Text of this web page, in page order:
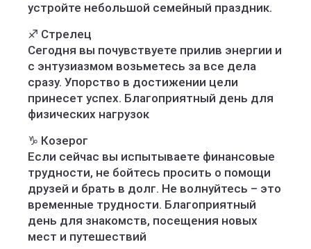
устройте небольшой семейный праздник.
♐️ Стрелец
Сегодня вы почувствуете прилив энергии и
с энтузиазмом возьметесь за все дела
сразу. Упорство в достижении цели
принесет успех. Благоприятный день для
физических нагрузок
♑️ Козерог
Если сейчас вы испытываете финансовые
трудности, не бойтесь просить о помощи
друзей и брать в долг. Не волнуйтесь – это
временные трудности. Благоприятный
день для знакомств, посещения новых
мест и путешествий